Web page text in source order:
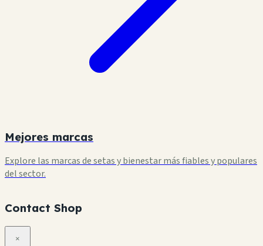
Mejores marcas
Explore las marcas de setas y bienestar más fiables y populares
del sector.
Contact Shop
×